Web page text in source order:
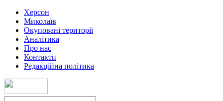
Херсон
Миколаїв
Окуповані території
Аналітика
Про нас
Контакти
Редакційна політика